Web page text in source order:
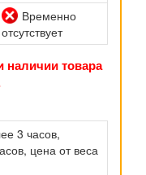
Временно
отсутствует
товара
3 часов,
цена от веса